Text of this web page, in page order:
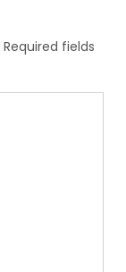
Required fields